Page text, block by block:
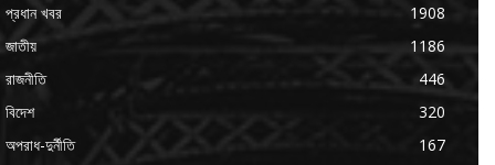
প্রধান খবর
1908
জাতীয়
1186
রাজনীতি
446
বিদেশ
320
অপরাধ-দুর্নীতি
167